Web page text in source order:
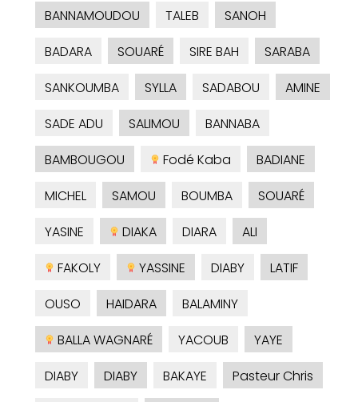
BANNAMOUDOU
TALEB
SANOH
BADARA
SOUARÉ SIRE BAH
SARABA
SANKOUMBA
SYLLA SADABOU
AMINE
SADE ADU
SALIMOU
BANNABA
BAMBOUGOU
Fodé Kaba
BADIANE
MICHEL
SAMOU BOUMBA
SOUARÉ
YASINE
DIAKA DIARA
ALI
FAKOLY
YASSINE DIABY
LATIF
OUSO
HAIDARA
BALAMINY
BALLA WAGNARÉ
YACOUB
YAYE
DIABY
DIABY BAKAYE
Pasteur Chris